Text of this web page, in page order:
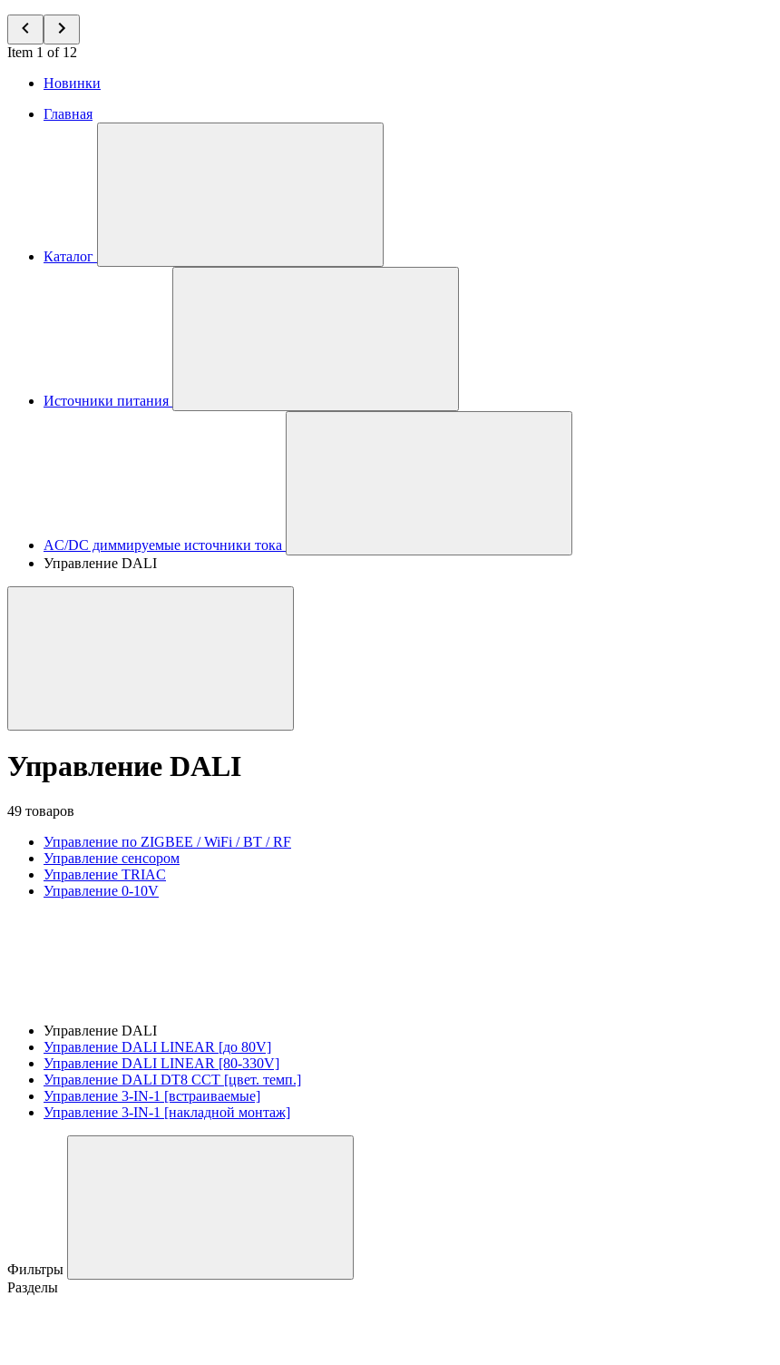
Item 1 of 12
Новинки
Главная
Каталог
Источники питания
AC/DC диммируемые источники тока
Управление DALI
Управление DALI
49 товаров
Управление по ZIGBEE / WiFi / BT / RF
Управление сенсором
Управление TRIAC
Управление 0-10V
Управление DALI
Управление DALI LINEAR [до 80V]
Управление DALI LINEAR [80-330V]
Управление DALI DT8 CCT [цвет. темп.]
Управление 3-IN-1 [встраиваемые]
Управление 3-IN-1 [накладной монтаж]
Фильтры
Разделы